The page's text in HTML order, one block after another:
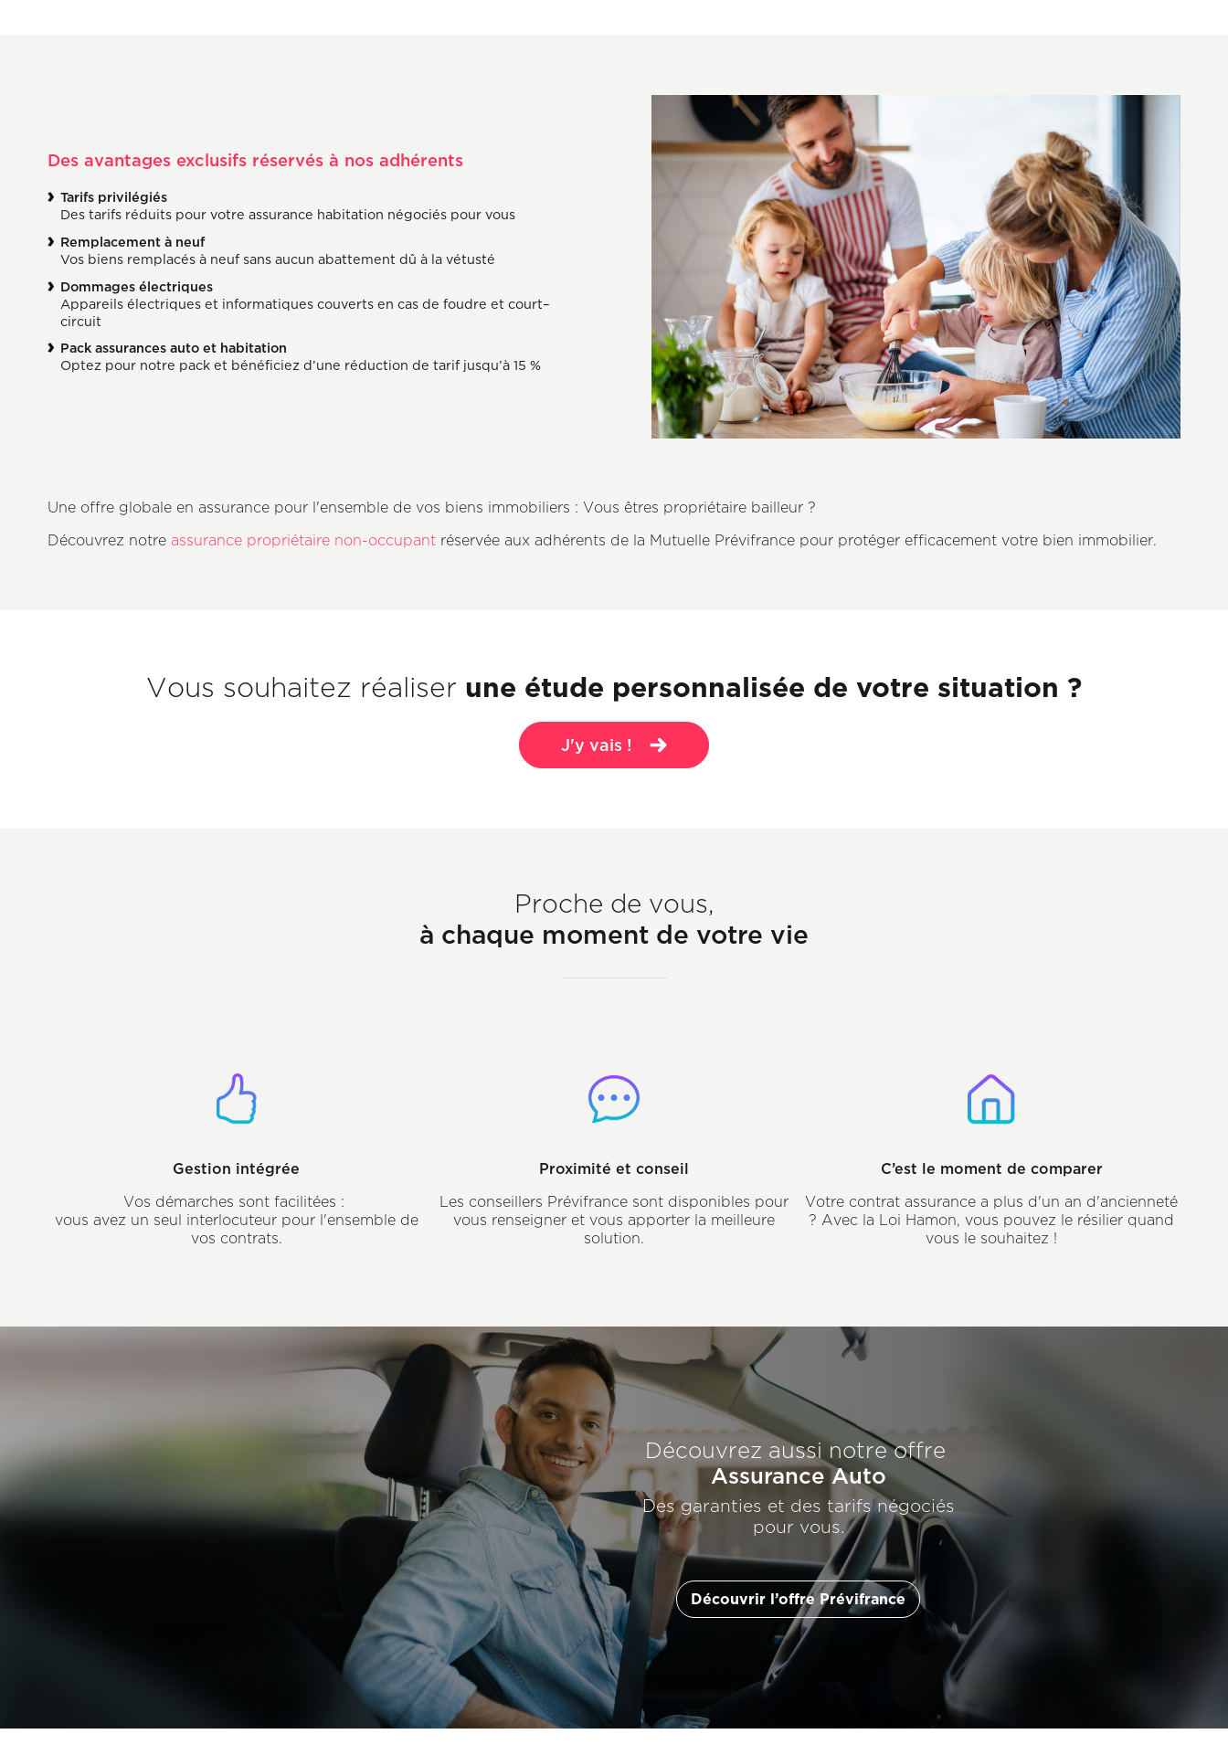
Axeptio consent
Des avantages exclusifs réservés à nos adhérents
Tarifs privilégiés
Des tarifs réduits pour votre assurance habitation négociés pour vous
Remplacement à neuf
Vos biens remplacés à neuf sans aucun abattement dû à la vétusté
Dommages électriques
Appareils électriques et informatiques couverts en cas de foudre et court­­–
circuit
Pack assurances auto et habitation
Optez pour notre pack et bénéficiez d’une réduction de tarif jusqu’à 15 %
Une offre globale en assurance pour l'ensemble de vos biens immobiliers : Vous êtres propriétaire bailleur ?
Découvrez notre assurance propriétaire non-occupant réservée aux adhérents de la Mutuelle Prévifrance pour protéger efficacement votre bien immobilier.
Vous souhaitez réaliser une étude personnalisée de votre situation ?
J'y vais !
Proche de vous,
à chaque moment de votre vie
Gestion intégrée
Vos démarches sont facilitées :
vous avez un seul interlocuteur pour l'ensemble de
vos contrats.
Proximité et conseil
Les conseillers Prévifrance sont disponibles pour
vous renseigner et vous apporter la meilleure
solution.
C’est le moment de comparer
Votre contrat assurance a plus d'un an d'ancienneté
? Avec la Loi Hamon, vous pouvez le résilier quand
vous le souhaitez !
Découvrez aussi notre offre
Assurance Auto
Des garanties et des tarifs négociés
pour vous.
Découvrir l’offre Prévifrance